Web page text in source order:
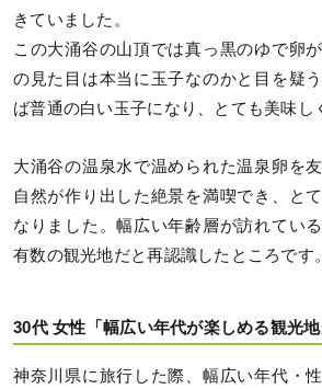
きていました。
この大涌谷の山頂では真っ黒のゆで卵
の見た目は本当に玉子なのかと目を疑
ば普通の白い玉子になり、とても美味し
大涌谷の温泉水で温められた温泉卵を
自然が作り出した絶景を満喫でき、と
なりました。幅広い年齢層が訪れてい
有数の観光地だと再認識したところです。
30代 女性「幅広い年代が楽しめる観光地
神奈川県に旅行した際、幅広い年代・